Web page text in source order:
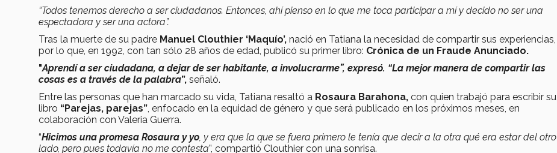
“Todos tenemos derecho a ser ciudadanos. Entonces, ahí pienso en lo que me toca participar a mí y decido no ser una
espectadora y ser una actora”.
Tras la muerte de su padre Manuel Clouthier ‘Maquío’, nació en Tatiana la necesidad de compartir sus experiencias,
por lo que, en 1992, con tan sólo 28 años de edad, publicó su primer libro: Crónica de un Fraude Anunciado.
"Aprendí a ser ciudadana, a dejar de ser habitante, a involucrarme”, expresó. “La mejor manera de compartir las
cosas es a través de la palabra”, señaló.
Entre las personas que han marcado su vida, Tatiana resaltó a Rosaura Barahona, con quien trabajó para escribir su
libro “Parejas, parejas”, enfocado en la equidad de género y que será publicado en los próximos meses, en
colaboración con Valeria Guerra.
“Hicimos una promesa Rosaura y yo, y era que la que se fuera primero le tenía que decir a la otra qué era estar del otro
lado, pero pues todavía no me contesta”, compartió Clouthier con una sonrisa.